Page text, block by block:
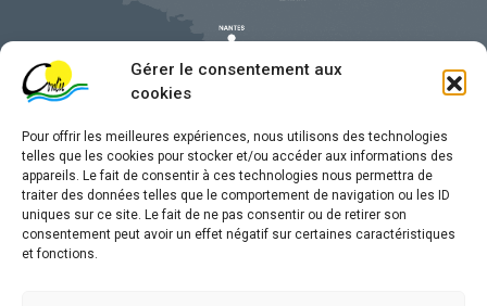
Gérer le consentement aux
cookies
Pour offrir les meilleures expériences, nous utilisons des technologies
telles que les cookies pour stocker et/ou accéder aux informations des
appareils. Le fait de consentir à ces technologies nous permettra de
traiter des données telles que le comportement de navigation ou les ID
uniques sur ce site. Le fait de ne pas consentir ou de retirer son
consentement peut avoir un effet négatif sur certaines caractéristiques
et fonctions.
Mentions légales